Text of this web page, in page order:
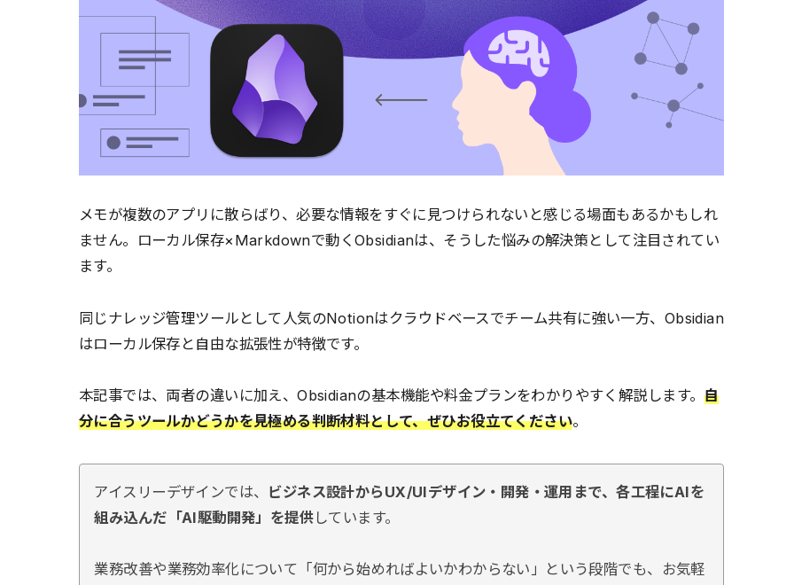
メモが複数のアプリに散らばり、必要な情報をすぐに見つけられないと感じる場面もあるかもしれ
ません。ローカル保存×Markdownで動くObsidianは、そうした悩みの解決策として注目されてい
ます。
同じナレッジ管理ツールとして人気のNotionはクラウドベースでチーム共有に強い一方、Obsidian
はローカル保存と自由な拡張性が特徴です。
本記事では、両者の違いに加え、Obsidianの基本機能や料金プランをわかりやすく解説します。 自
分に合うツールかどうかを見極める判断材料として、ぜひお役立てください。
アイスリーデザインでは、 ビジネス設計からUX/UIデザイン・開発・運用まで、各工程にAIを
組み込んだ「AI駆動開発」を提供 しています。
業務改善や業務効率化について「何から始めればよいかわからない」という段階でも、お気軽